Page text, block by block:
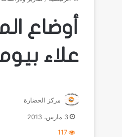
علاء
مركز الحضارة
3 مارس، 2013
117